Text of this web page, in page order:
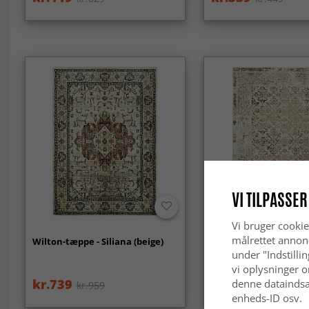
Wilton-tæppe - Siliana (beige)
kr.739 kr.959
Wilton-tæppe -
kr.339 kr.449
VI
Vi bruger
målrettet
under
vi oplysninger
denne
enheds-ID osv.